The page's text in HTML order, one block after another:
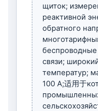
щиток;
реактивной
обратного
связи;
температур;
100 А;适用于